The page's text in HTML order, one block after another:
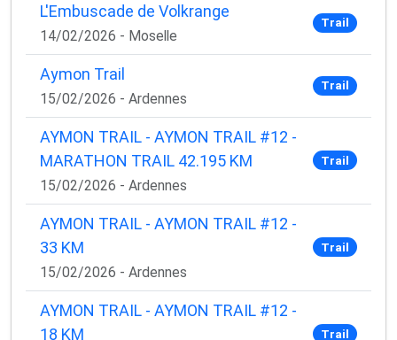
L'Embuscade de Volkrange
14/02/2026 - Moselle
Trail
Aymon Trail
15/02/2026 - Ardennes
Trail
AYMON TRAIL - AYMON TRAIL #12 -
MARATHON TRAIL 42.195 KM
15/02/2026 - Ardennes
Trail
AYMON TRAIL - AYMON TRAIL #12 -
33 KM
15/02/2026 - Ardennes
Trail
AYMON TRAIL - AYMON TRAIL #12 -
18 KM
Trail